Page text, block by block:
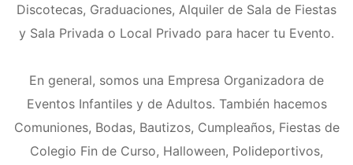
Discotecas, Graduaciones, Alquiler de Sala de Fiestas
y Sala Privada o Local Privado para hacer tu Evento.
En general, somos una Empresa Organizadora de
Eventos Infantiles y de Adultos. También hacemos
Comuniones, Bodas, Bautizos, Cumpleaños, Fiestas de
Colegio Fin de Curso, Halloween, Polideportivos,